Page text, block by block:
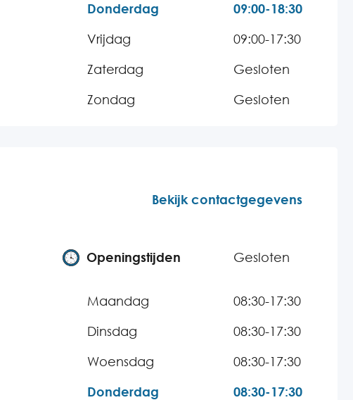
Donderdag
09:00-18:30
Vrijdag
09:00-17:30
Zaterdag
Gesloten
Zondag
Gesloten
Bekijk contactgegevens
Openingstijden Gesloten
Maandag
08:30-17:30
Dinsdag
08:30-17:30
Woensdag
08:30-17:30
Donderdag
08:30-17:30